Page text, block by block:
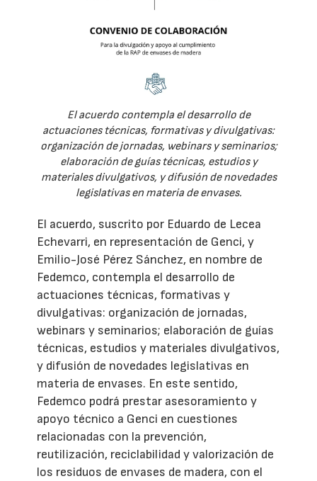
El acuerdo contempla el desarrollo de
actuaciones técnicas, formativas y divulgativas:
organización de jornadas, webinars y seminarios;
elaboración de guías técnicas, estudios y
materiales divulgativos, y difusión de novedades
legislativas en materia de envases.
El acuerdo, suscrito por Eduardo de Lecea
Echevarri, en representación de Genci, y
Emilio-José Pérez Sánchez, en nombre de
Fedemco, contempla el desarrollo de
actuaciones técnicas, formativas y
divulgativas: organización de jornadas,
webinars y seminarios; elaboración de guías
técnicas, estudios y materiales divulgativos,
y difusión de novedades legislativas en
materia de envases. En este sentido,
Fedemco podrá prestar asesoramiento y
apoyo técnico a Genci en cuestiones
relacionadas con la prevención,
reutilización, reciclabilidad y valorización de
los residuos de envases de madera, con el